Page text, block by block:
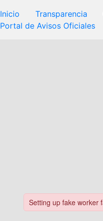
Inicio Transparencia
Portal de Avisos Oficiales